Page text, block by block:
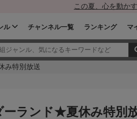
この夏、心を動か
ル チャンネル一覧 ランキング マ
み特別放送
ーランド★夏休み特別